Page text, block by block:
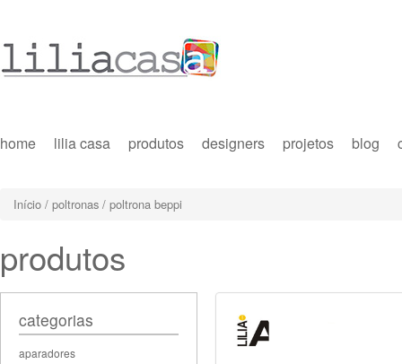
home lilia casa produtos designers projetos blog
Início / poltronas / poltrona beppi
produtos
categorias
aparadores